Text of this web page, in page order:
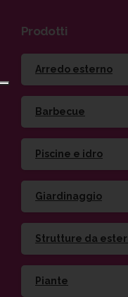
Prodotti
Arredo esterno
Barbecue
Piscine e idro
Giardinaggio
Strutture da
Piante